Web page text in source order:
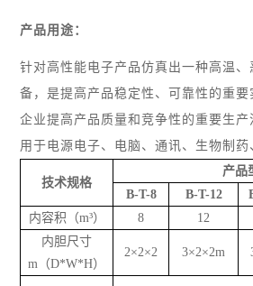
产品用途：
针对高性能电子产品仿真出一种高温
备，是提高产品稳定性、可靠性的重
企业提高产品质量和竞争性的重要生
用于电源电子、电脑、通讯、生物制药
技术规格
产品
B-T-8 B-T-12
内容积（m³）
8 12
内胆尺寸
m（D*W*H）
2×2×2 3×2×2m